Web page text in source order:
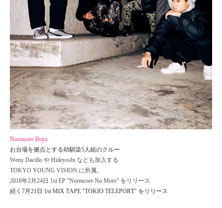
Normcore Boyz
お台場を拠点とする幼馴染5人組のクルー
Weny Dacillo や Hideyoshi なども加入する
TOKYO YOUNG VISION に所属。
2018年2月24日 1st EP "Normcore No More" をリリース
続く7月21日 1st MIX TAPE "TOKIO TELEPORT" をリリース